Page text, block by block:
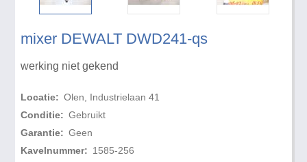
mixer DEWALT DWD241-qs
werking niet gekend
Locatie: Olen, Industrielaan 41
Conditie: Gebruikt
Garantie: Geen
Kavelnummer: 1585-256